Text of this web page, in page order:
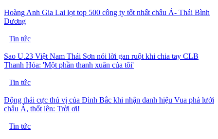
Hoàng Anh Gia Lai lọt top 500 công ty tốt nhất châu Á- Thái Bình
Dương
Tin tức
Sao U.23 Việt Nam Thái Sơn nói lời gan ruột khi chia tay CLB
Thanh Hóa: 'Một phần thanh xuân của tôi'
Tin tức
Động thái cực thú vị của Đình Bắc khi nhận danh hiệu Vua phá lưới
châu Á, thốt lên: Trời ơi!
Tin tức